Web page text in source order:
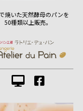
焼いた天然酵母のパンを
50種類以上販売。